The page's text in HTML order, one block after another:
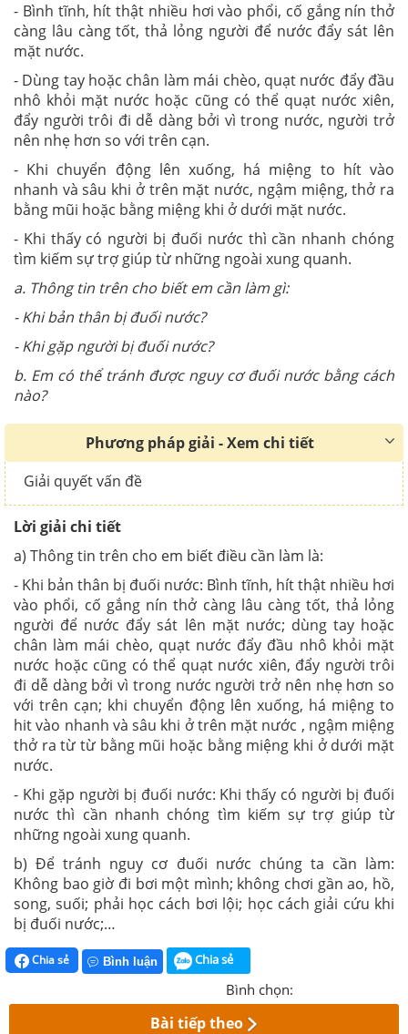
- Bình tĩnh, hít thật nhiều hơi vào phổi, cố gắng nín thở
càng lâu càng tốt, thả lỏng người để nước đẩy sát lên
mặt nước.
- Dùng tay hoặc chân làm mái chèo, quạt nước đẩy đầu
nhô khỏi mặt nước hoặc cũng có thể quạt nước xiên,
đẩy người trôi đi dễ dàng bởi vì trong nước, người trở
nên nhẹ hơn so với trên cạn.
- Khi chuyển động lên xuống, há miệng to hít vào
nhanh và sâu khi ở trên mặt nước, ngậm miệng, thở ra
bằng mũi hoặc bằng miệng khi ở dưới mặt nước.
- Khi thấy có người bị đuối nước thì cần nhanh chóng
tìm kiếm sự trợ giúp từ những ngoài xung quanh.
a. Thông tin trên cho biết em cần làm gì:
- Khi bản thân bị đuối nước?
- Khi gặp người bị đuối nước?
b. Em có thể tránh được nguy cơ đuối nước bằng cách
nào?
Phương pháp giải - Xem chi tiết
Giải quyết vấn đề
Lời giải chi tiết
a) Thông tin trên cho em biết điều cần làm là:
- Khi bản thân bị đuối nước: Bình tĩnh, hít thật nhiều hơi
vào phổi, cố gắng nín thở càng lâu càng tốt, thả lỏng
người để nước đẩy sát lên mặt nước; dùng tay hoặc
chân làm mái chèo, quạt nước đẩy đầu nhô khỏi mặt
nước hoặc cũng có thể quạt nước xiên, đẩy người trôi
đi dễ dàng bởi vì trong nước người trở nên nhẹ hơn so
với trên cạn; khi chuyển động lên xuống, há miệng to
hit vào nhanh và sâu khi ở trên mặt nước , ngậm miệng
thở ra từ từ bằng mũi hoặc bằng miệng khi ở dưới mặt
nước.
- Khi gặp người bị đuối nước: Khi thấy có người bị đuối
nước thì cần nhanh chóng tìm kiếm sự trợ giúp từ
những ngoài xung quanh.
b) Để tránh nguy cơ đuối nước chúng ta cần làm:
Không bao giờ đi bơi một mình; không chơi gần ao, hồ,
song, suối; phải học cách bơi lội; học cách giải cứu khi
bị đuối nước;…
Chia sẻ Bình luận Chia sẻ
Bình chọn:
Bài tiếp theo